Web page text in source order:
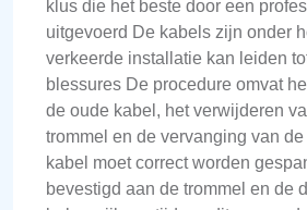
klus die het beste door een
uitgevoerd De kabels zijn onder
verkeerde installatie kan leiden
blessures De procedure omvat
de oude kabel, het verwijderen
trommel en de vervanging van
kabel moet correct worden
bevestigd aan de trommel en de